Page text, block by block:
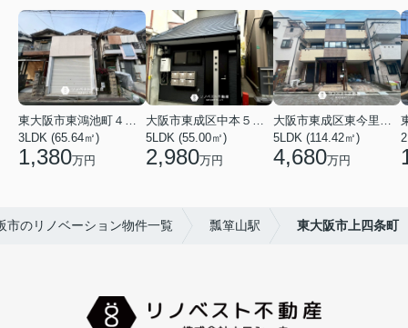
3LDK (65.64㎡)
1,380万円
5LDK (55.00㎡)
2,980万円
5LDK (114.42㎡)
4,680万円
市のリノベーション物件一覧 瓢箪山駅 東大阪市上四条町